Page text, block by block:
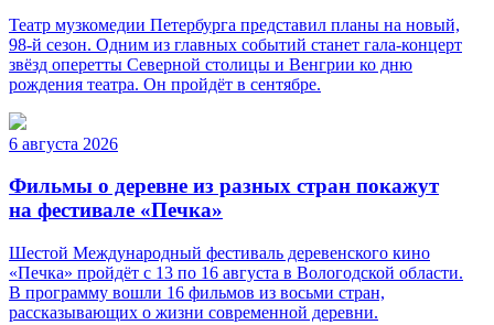
Театр музкомедии Петербурга представил планы на новый,
98-й сезон. Одним из главных событий станет гала-концерт
звёзд оперетты Северной столицы и Венгрии ко дню
рождения театра. Он пройдёт в сентябре.
6 августа 2026
Фильмы о деревне из разных стран покажут
на фестивале «Печка»
Шестой Международный фестиваль деревенского кино
«Печка» пройдёт с 13 по 16 августа в Вологодской области.
В программу вошли 16 фильмов из восьми стран,
рассказывающих о жизни современной деревни.